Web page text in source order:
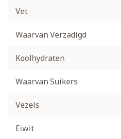
Vet
Waarvan Verzadigd
Koolhydraten
Waarvan Suikers
Vezels
Eiwit